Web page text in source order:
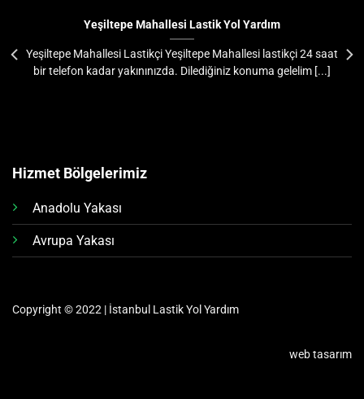
Yeşiltepe Mahallesi Lastik Yol Yardım
Yeşiltepe Mahallesi Lastikçi Yeşiltepe Mahallesi lastikçi 24 saat
bir telefon kadar yakınınızda. Dilediğiniz konuma gelelim [...]
Hizmet Bölgelerimiz
Anadolu Yakası
Avrupa Yakası
Copyright © 2022 | İstanbul Lastik Yol Yardım
web tasarım